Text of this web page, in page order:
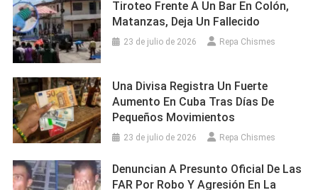
Tiroteo Frente A Un Bar En Colón,
Matanzas, Deja Un Fallecido
23 de julio de 2026 Repa Chismes
Una Divisa Registra Un Fuerte
Aumento En Cuba Tras Días De
Pequeños Movimientos
23 de julio de 2026 Repa Chismes
Denuncian A Presunto Oficial De Las
FAR Por Robo Y Agresión En La